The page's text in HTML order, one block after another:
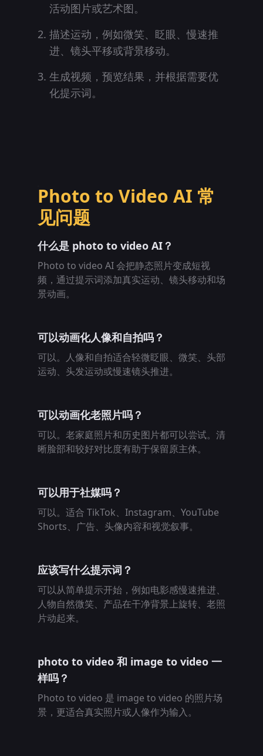
活动图片或艺术图。
描述运动，例如微笑、眨眼、慢速推
进、镜头平移或背景移动。
生成视频，预览结果，并根据需要优
化提示词。
Photo to Video AI 常
见问题
什么是 photo to video AI？
Photo to video AI 会把静态照片变成短视
频，通过提示词添加真实运动、镜头移动和场
景动画。
可以动画化人像和自拍吗？
可以。人像和自拍适合轻微眨眼、微笑、头部
运动、头发运动或慢速镜头推进。
可以动画化老照片吗？
可以。老家庭照片和历史图片都可以尝试。清
晰脸部和较好对比度有助于保留原主体。
可以用于社媒吗？
可以。适合 TikTok、Instagram、YouTube
Shorts、广告、头像内容和视觉叙事。
应该写什么提示词？
可以从简单提示开始，例如电影感慢速推进、
人物自然微笑、产品在干净背景上旋转、老照
片动起来。
photo to video 和 image to video 一
样吗？
Photo to video 是 image to video 的照片场
景，更适合真实照片或人像作为输入。